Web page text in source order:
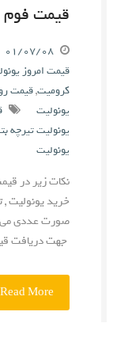
قیمت فوم
۰۱/۰۷/۰۸
قیمت امروز
کرومیت,قیمت
یونولیت
یونولیت تیرچه
یونولیت
نکات زیر در
خرید یونولیت
صورت عددی می
جهت دریافت
Read More